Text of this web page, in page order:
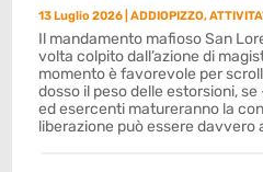
13 Luglio 2026 |ADDIOPIZZO,
Il mandamento mafioso San
volta colpito dall’azione di
momento è favorevole per
dosso il peso delle estorsioni,
ed esercenti matureranno la
liberazione può essere davvero